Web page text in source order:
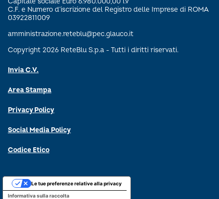
C.F. e Numero d’iscrizione del Registro delle Imprese di ROMA
03922811009
amministrazione.reteblu@pec.glauco.it
Copyright 2026 ReteBlu S.p.a - Tutti i diritti riservati.
Invia C.V.
Area Stampa
Privacy Policy
Social Media Policy
Codice Etico
Informativa sulla raccolta
Le tue preferenze relative alla privacy